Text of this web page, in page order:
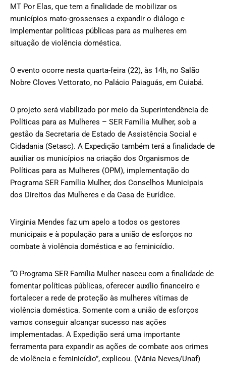
MT Por Elas, que tem a finalidade de mobilizar os
municípios mato-grossenses a expandir o diálogo e
implementar políticas públicas para as mulheres em
situação de violência doméstica.
O evento ocorre nesta quarta-feira (22), às 14h, no Salão
Nobre Cloves Vettorato, no Palácio Paiaguás, em Cuiabá.
O projeto será viabilizado por meio da Superintendência de
Políticas para as Mulheres – SER Família Mulher, sob a
gestão da Secretaria de Estado de Assistência Social e
Cidadania (Setasc). A Expedição também terá a finalidade de
auxiliar os municípios na criação dos Organismos de
Políticas para as Mulheres (OPM), implementação do
Programa SER Família Mulher, dos Conselhos Municipais
dos Direitos das Mulheres e da Casa de Eurídice.
Virginia Mendes faz um apelo a todos os gestores
municipais e à população para a união de esforços no
combate à violência doméstica e ao feminicídio.
“O Programa SER Família Mulher nasceu com a finalidade de
fomentar políticas públicas, oferecer auxílio financeiro e
fortalecer a rede de proteção às mulheres vítimas de
violência doméstica. Somente com a união de esforços
vamos conseguir alcançar sucesso nas ações
implementadas. A Expedição será uma importante
ferramenta para expandir as ações de combate aos crimes
de violência e feminicídio”, explicou. (Vânia Neves/Unaf)